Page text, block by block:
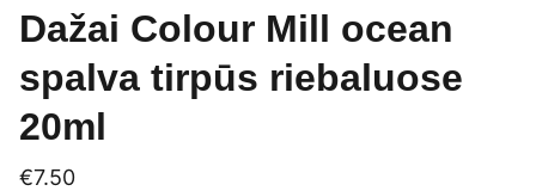
Dažai Colour Mill ocean
spalva tirpūs riebaluose
20ml
€7.50